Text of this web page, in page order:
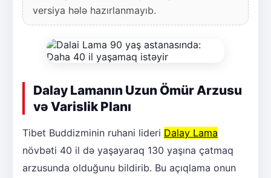
versiya hələ hazırlanmayıb.
Dalay Lamanın Uzun Ömür Arzusu
və Varislik Planı
Tibet Buddizminin ruhani lideri Dalay Lama
növbəti 40 il də yaşayaraq 130 yaşına çatmaq
arzusunda olduğunu bildirib. Bu açıqlama onun